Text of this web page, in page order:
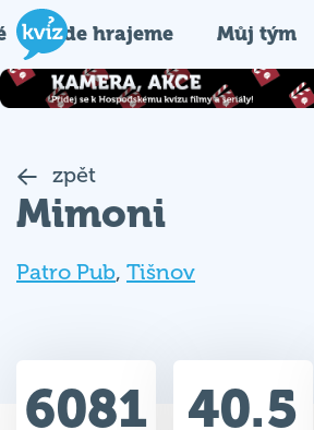
Kde hrajeme Můj tým
zpět
Mimoni
Patro Pub, Tišnov
6081 40.5